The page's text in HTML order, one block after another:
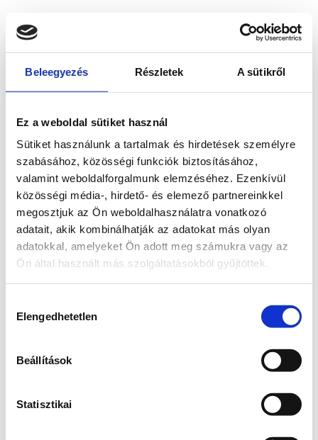
Beleegyezés Részletek A sütikről
Ez a weboldal sütiket használ
Sütiket használunk a tartalmak és hirdetések személyre
szabásához, közösségi funkciók biztosításához,
valamint weboldalforgalmunk elemzéséhez. Ezenkívül
közösségi média-, hirdető- és elemező partnereinkkel
megosztjuk az Ön weboldalhasználatra vonatkozó
adatait, akik kombinálhatják az adatokat más olyan
adatokkal, amelyeket Ön adott meg számukra vagy az
Ön által használt más szolgáltatásokból gyűjtöttek.
kiválasztása
Elengedhetetlen
Beállítások
Statisztikai
loadingwww.bicapp.hu
(see the browser console for more